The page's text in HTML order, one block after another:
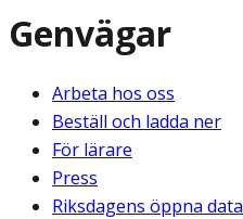
Genvägar
Arbeta hos oss
Beställ och ladda ner
För lärare
Press
Riksdagens öppna data